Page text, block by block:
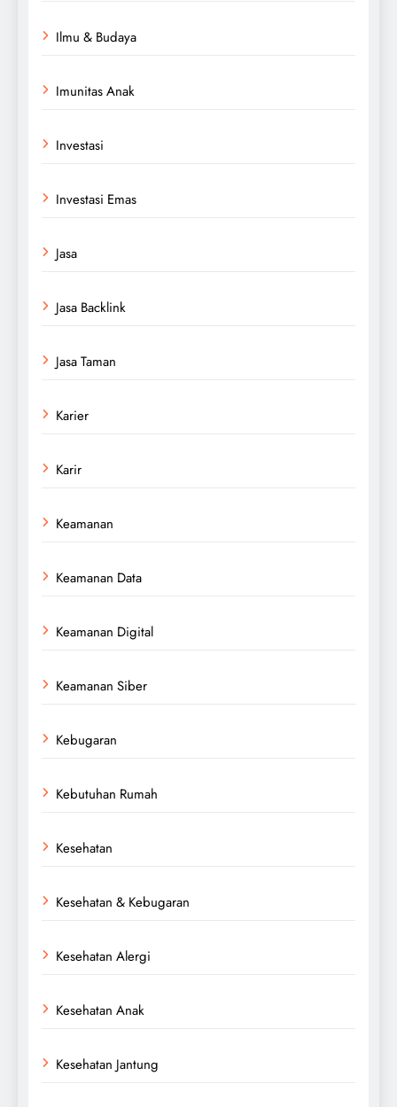
Ilmu & Budaya
Imunitas Anak
Investasi
Investasi Emas
Jasa
Jasa Backlink
Jasa Taman
Karier
Karir
Keamanan
Keamanan Data
Keamanan Digital
Keamanan Siber
Kebugaran
Kebutuhan Rumah
Kesehatan
Kesehatan & Kebugaran
Kesehatan Alergi
Kesehatan Anak
Kesehatan Jantung